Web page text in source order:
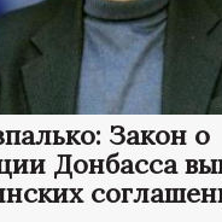
Закон о
Донбасса